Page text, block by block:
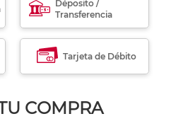
Déposito /
Transferencia
Tarjeta de Débito
COMPRA